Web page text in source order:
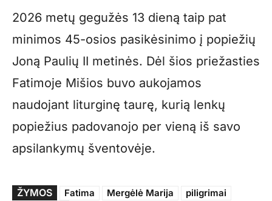
2026 metų gegužės 13 dieną taip pat
minimos 45-osios pasikėsinimo į popiežių
Joną Paulių II metinės. Dėl šios priežasties
Fatimoje Mišios buvo aukojamos
naudojant liturginę taurę, kurią lenkų
popiežius padovanojo per vieną iš savo
apsilankymų šventovėje.
ŽYMOS Fatima Mergėlė Marija
piligrimai